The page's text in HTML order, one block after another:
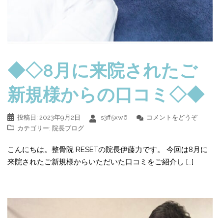
◆◇8月に来院されたご
新規様からの口コミ◇◆
投稿日: 2023年9月2日 s3ff5xw6
コメントをどうぞ
カテゴリー: 院長ブログ
こんにちは。整骨院 RESETの院長伊藤力です。 今回は8月に
来院されたご新規様からいただいた口コミをご紹介し […]